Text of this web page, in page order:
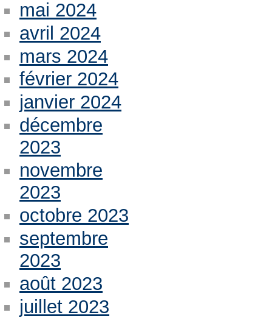
mai 2024
avril 2024
mars 2024
février 2024
janvier 2024
décembre
2023
novembre
2023
octobre 2023
septembre
2023
août 2023
juillet 2023